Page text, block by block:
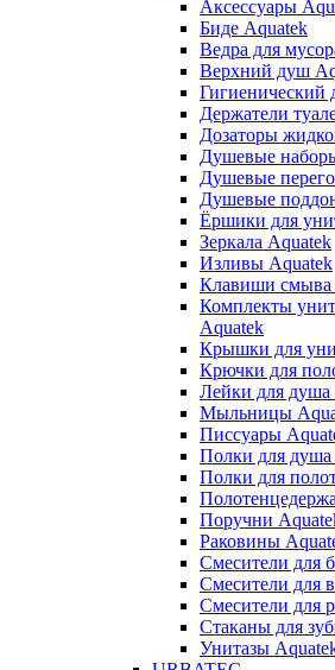
Аксессуары
Биде Aquatek
Ведра для
Верхний душ
Гигиенический
Держатели
Дозаторы
Душевые
Душевые
Душевые
Ёршики для
Зеркала Aquatek
Изливы Aquatek
Клавиши смыва
Комплекты
Aquatek
Крышки для
Крючки для
Лейки для душа
Мыльницы
Писсуары
Полки для душа
Полки для
Поручни
Раковины
Смесители для
Смесители для
Смесители для
Стаканы для
Унитазы